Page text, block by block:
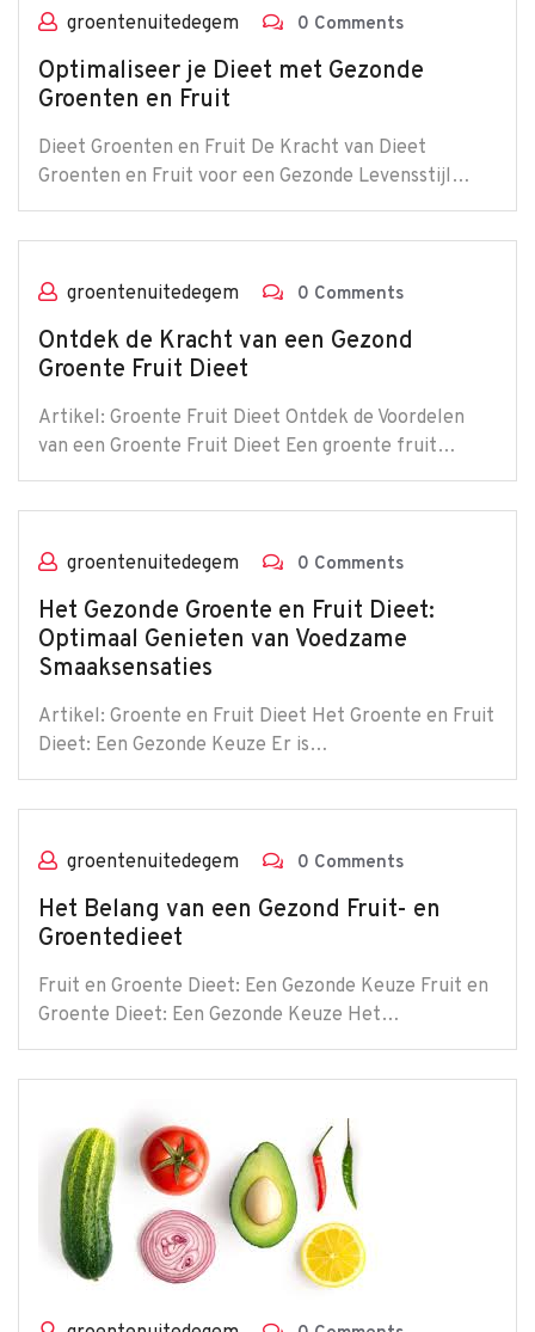
groentenuitedegem 0 Comments
Optimaliseer je Dieet met Gezonde
Groenten en Fruit
Dieet Groenten en Fruit De Kracht van Dieet
Groenten en Fruit voor een Gezonde Levensstijl…
groentenuitedegem 0 Comments
Ontdek de Kracht van een Gezond
Groente Fruit Dieet
Artikel: Groente Fruit Dieet Ontdek de Voordelen
van een Groente Fruit Dieet Een groente fruit…
groentenuitedegem 0 Comments
Het Gezonde Groente en Fruit Dieet:
Optimaal Genieten van Voedzame
Smaaksensaties
Artikel: Groente en Fruit Dieet Het Groente en Fruit
Dieet: Een Gezonde Keuze Er is…
groentenuitedegem 0 Comments
Het Belang van een Gezond Fruit- en
Groentedieet
Fruit en Groente Dieet: Een Gezonde Keuze Fruit en
Groente Dieet: Een Gezonde Keuze Het…